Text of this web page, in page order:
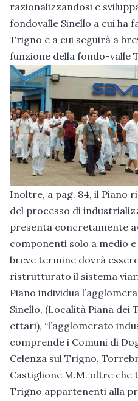
razionalizzandosi e
fondovalle Sinello a cui ha
Trigno e a cui seguirà a
funzione della fondo-valle
Inoltre, a pag. 84, il Piano
del processo di
presenta concretamente
componenti solo a medio
breve termine dovrà
ristrutturato il sistema
Piano individua
Sinello, (Località Piana dei
ettari), “l’agglomerato
comprende i Comuni di
Celenza sul Trigno,
Castiglione M.M. oltre
Trigno appartenenti alla